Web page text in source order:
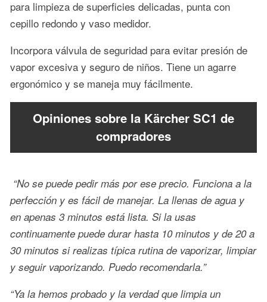
para limpieza de superficies delicadas, punta con
cepillo redondo y vaso medidor.
Incorpora válvula de seguridad para evitar presión de
vapor excesiva y seguro de niños. Tiene un agarre
ergonómico y se maneja muy fácilmente.
Opiniones sobre la Kärcher SC1 de
compradores
“No se puede pedir más por ese precio. Funciona a la
perfección y es fácil de manejar. La llenas de agua y
en apenas 3 minutos está lista. Si la usas
continuamente puede durar hasta 10 minutos y de 20 a
30 minutos si realizas típica rutina de vaporizar, limpiar
y seguir vaporizando. Puedo recomendarla.”
“Ya la hemos probado y la verdad que limpia un